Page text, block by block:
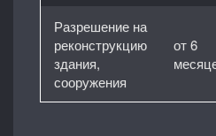
Разрешение на
реконструкцию
здания,
сооружения
от 6